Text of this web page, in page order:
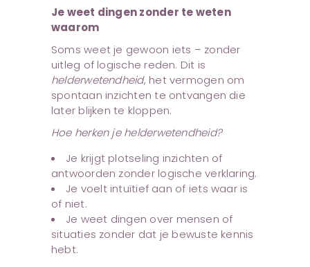
Je weet dingen zonder te weten
waarom
Soms weet je gewoon iets – zonder
uitleg of logische reden. Dit is
helderwetendheid, het vermogen om
spontaan inzichten te ontvangen die
later blijken te kloppen.
Hoe herken je helderwetendheid?
Je krijgt plotseling inzichten of
antwoorden zonder logische verklaring.
Je voelt intuïtief aan of iets waar is
of niet.
Je weet dingen over mensen of
situaties zonder dat je bewuste kennis
hebt.